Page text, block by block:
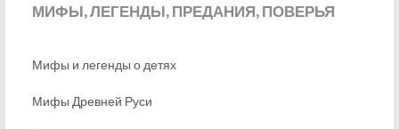
МИФЫ,ЛЕГЕНДЫ, ПРЕДАНИЯ, ПОВЕРЬЯ
Мифы и легенды о детях
Мифы Древней Руси